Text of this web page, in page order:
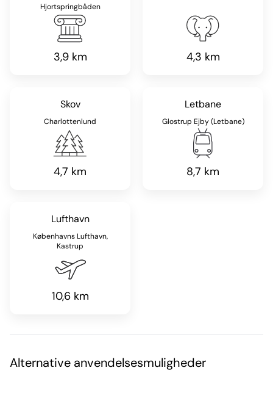
Hjortspringbåden
3,9 km 4,3 km
Skov
Charlottenlund
4,7 km
Letbane
Glostrup Ejby (Letbane)
8,7 km
Lufthavn
Københavns Lufthavn,
Kastrup
10,6 km
Alternative anvendelsesmuligheder